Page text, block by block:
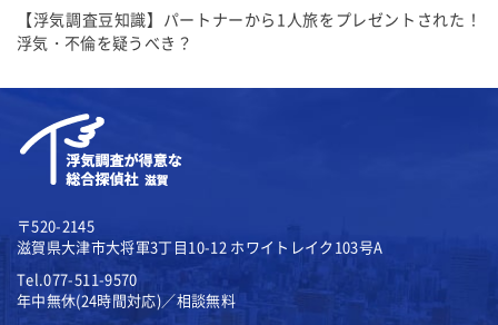
【浮気調査豆知識】パートナーから1人旅をプレゼントされた！
浮気・不倫を疑うべき？
〒520-2145
滋賀県大津市大将軍3丁目10-12 ホワイトレイク103号A
Tel.077-511-9570
年中無休(24時間対応)／相談無料